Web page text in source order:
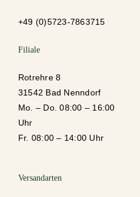
+49 (0)5723-7863715
Filiale
Rotrehre 8
31542 Bad Nenndorf
Mo. – Do. 08:00 – 16:00
Uhr
Fr. 08:00 – 14:00 Uhr
Versandarten